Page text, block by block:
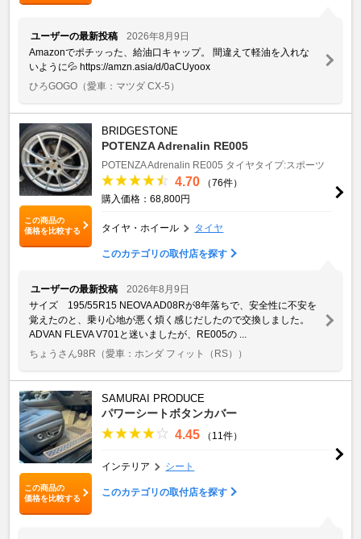
ユーザーの最新投稿
2026年8月9日
Amazonでポチッった、給油口キャップ。 間違えて軽油を入れな
いように💦 https://amzn.asia/d/0aCUyoox
ひろGOGO （愛車：マツダ CX-5）
この商品の
価格を比較する
BRIDGESTONE
POTENZA Adrenalin RE005
POTENZA Adrenalin RE005 タイヤタイプ:スポーツ
4.70
（76件）
購入価格：68,800円
タイヤ・ホイール タイヤ
このカテゴリの取付店を探す
ユーザーの最新投稿
2026年8月9日
サイズ 195/55R15 NEOVA AD08Rが8年落ちで、安全性に不安を
覚えたのと、乗り心地が悪く煩く感じだしたので交換しました。
ADVAN FLEVA V701と迷いましたが、RE005の ...
ちょうさん98R （愛車：ホンダ フィット（RS））
この商品の
価格を比較する
SAMURAI PRODUCE
パワーシートボタンカバー
4.45 （11件）
インテリア シート
このカテゴリの取付店を探す